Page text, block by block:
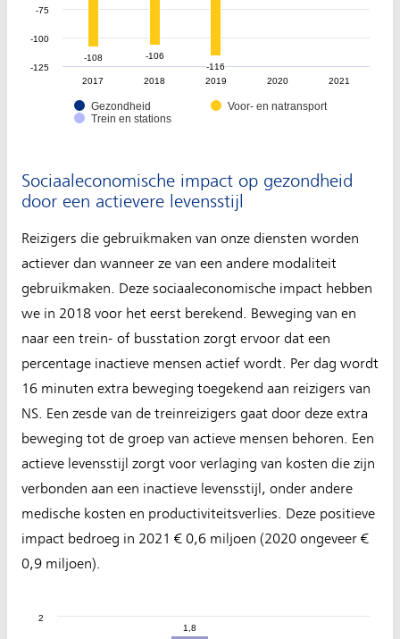
-108
-108 -106
-106
-116
-116
Gezondheid
Voor- en natransport
Trein en stations
2017 2018 2019 2020 2021
-125
-100
-75
Sociaaleconomische impact op gezondheid
door een actievere levensstijl
Reizigers die gebruikmaken van onze diensten worden
actiever dan wanneer ze van een andere modaliteit
gebruikmaken. Deze sociaaleconomische impact hebben
we in 2018 voor het eerst berekend. Beweging van en
naar een trein- of busstation zorgt ervoor dat een
percentage inactieve mensen actief wordt. Per dag wordt
16 minuten extra beweging toegekend aan reizigers van
NS. Een zesde van de treinreizigers gaat door deze extra
beweging tot de groep van actieve mensen behoren. Een
actieve levensstijl zorgt voor verlaging van kosten die zijn
verbonden aan een inactieve levensstijl, onder andere
medische kosten en productiviteitsverlies. Deze positieve
impact bedroeg in 2021 € 0,6 miljoen (2020 ongeveer €
0,9 miljoen).
1,8
1,8
2